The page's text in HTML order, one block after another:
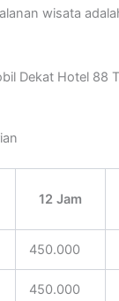
wisata
Dekat Hotel 88
12 Jam
450.000
450.000